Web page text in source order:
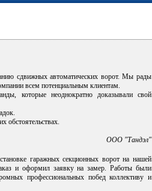
сдвижных автоматических ворот. Мы рады
всем потенциальным клиентам.
которые неоднократно доказывали свой
обстоятельствах.
ООО "Тандэл"
гаражных секционных ворот на нашей
и оформил заявку на замер. Работы были
профессиональных побед коллективу и